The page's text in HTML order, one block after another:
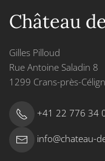
Château
Gilles Pilloud
Rue Antoine Saladin 8
1299 Crans-près-
+41 22 776 34
info@chateau-